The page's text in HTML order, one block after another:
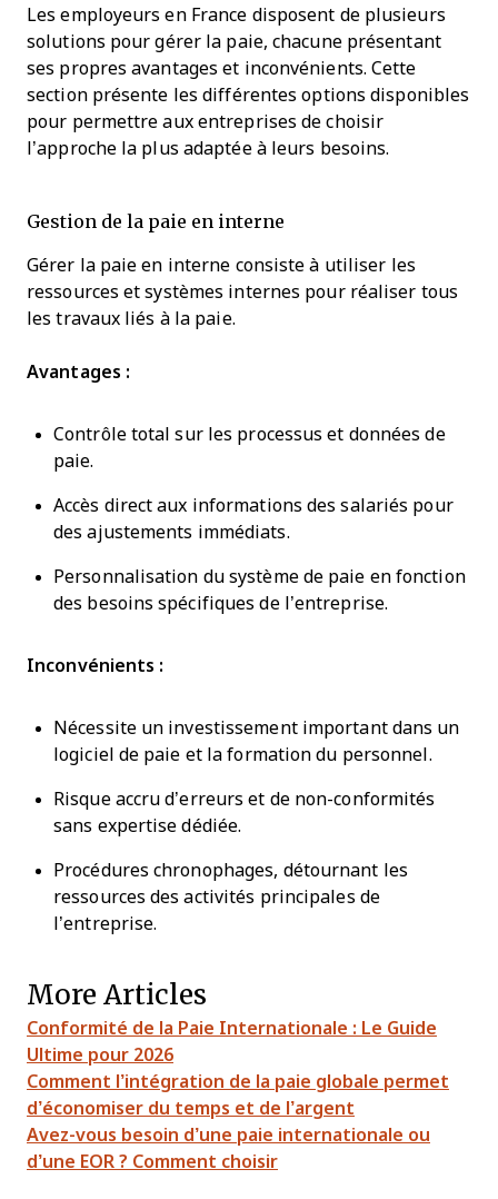
Les employeurs en France disposent de plusieurs
solutions pour gérer la paie, chacune présentant
ses propres avantages et inconvénients. Cette
section présente les différentes options disponibles
pour permettre aux entreprises de choisir
l’approche la plus adaptée à leurs besoins.
Gestion de la paie en interne
Gérer la paie en interne consiste à utiliser les
ressources et systèmes internes pour réaliser tous
les travaux liés à la paie.
Avantages :
Contrôle total sur les processus et données de
paie.
Accès direct aux informations des salariés pour
des ajustements immédiats.
Personnalisation du système de paie en fonction
des besoins spécifiques de l’entreprise.
Inconvénients :
Nécessite un investissement important dans un
logiciel de paie et la formation du personnel.
Risque accru d’erreurs et de non-conformités
sans expertise dédiée.
Procédures chronophages, détournant les
ressources des activités principales de
l’entreprise.
More Articles
Conformité de la Paie Internationale : Le Guide
Ultime pour 2026
Comment l’intégration de la paie globale permet
d’économiser du temps et de l’argent
Avez-vous besoin d’une paie internationale ou
d’une EOR ? Comment choisir